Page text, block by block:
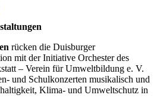
rücken die Duisburger
mit der Initiative Orchester des
– Verein für Umweltbildung e. V.
und Schulkonzerten musikalisch und
Klima- und Umweltschutz in